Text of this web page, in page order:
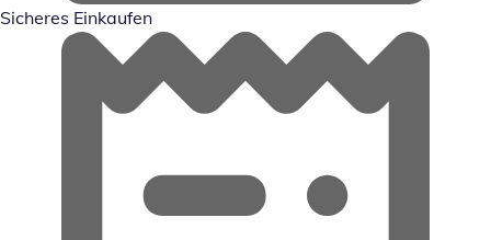
Sicheres Einkaufen